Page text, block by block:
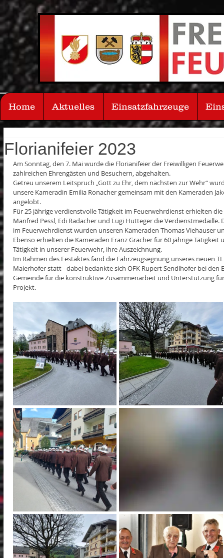
Florianifeier 2023
Am Sonntag, den 7. Mai wurde die Florianifeier der Freiwilligen
zahlreichen Ehrengästen und Besuchern, abgehalten.
Getreu unserem Leitspruch „Gott zu Ehr, dem nächsten zur Wehr“
unsere Kameradin Emilia Ronacher gemeinsam mit den Kameraden
angelobt.
Für 25 jährige verdienstvolle Tätigkeit im Feuerwehrdienst erhielten
Manfred Pessl, Edi Radacher und Lugi Hutteger die Verdienstmedaille.
im Feuerwehrdienst wurden unseren Kameraden Thomas Viehauser
Ebenso erhielten die Kameraden Franz Gracher für 60 jährige Tätigkeit
Tätigkeit in unserer Feuerwehr, ihre Auszeichnung.
Im Rahmen des Festaktes fand die Fahrzeugsegnung unseres neuen
Maierhofer statt - dabei bedankte sich OFK Rupert Sendlhofer bei
Gemeinde für die konstruktive Zusammenarbeit und Unterstützung
Projekt.
Home Aktuelles Einsatzfahrzeuge